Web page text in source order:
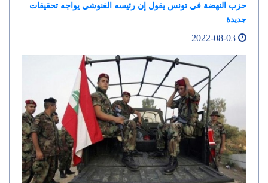
حزب النهضة في تونس يقول إن رئيسه الغنوشي يواجه تحقيقات
جديدة